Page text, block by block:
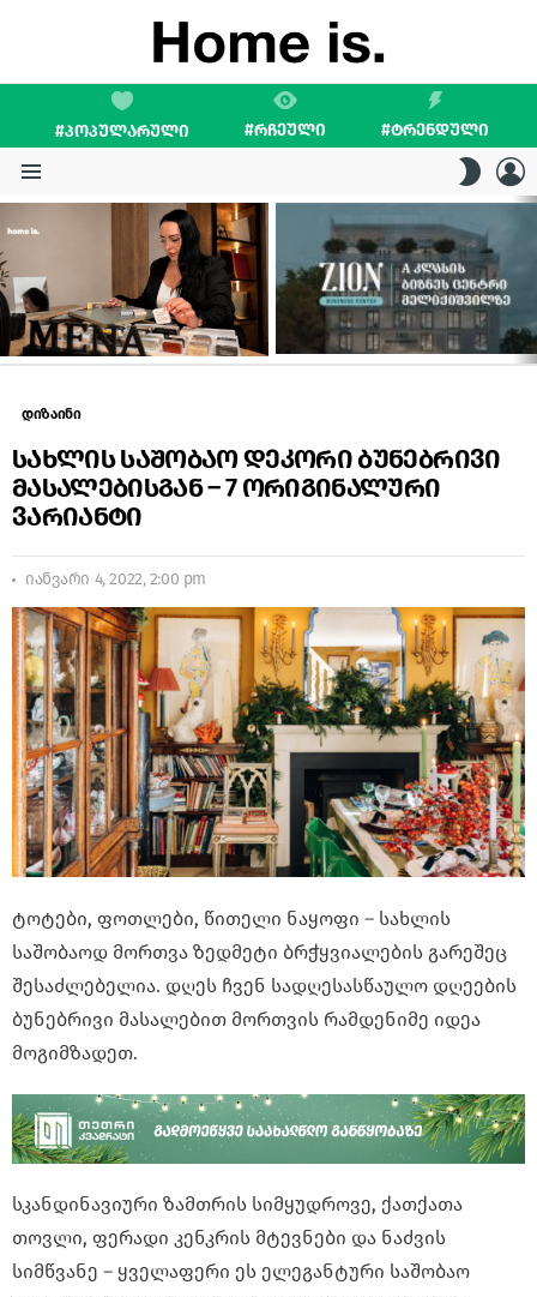
#ᲞᲝᲞᲣᲚᲐᲠᲣᲚᲘ #ᲠᲩᲔᲣᲚᲘ #ᲢᲠᲔᲜᲓᲣᲚᲘ
SKIN
STORIES
დიზაინი
სახლის საშობაო დეკორი ბუნებრივი
მასალებისგან – 7 ორიგინალური
ვარიანტი
იანვარი 4, 2022, 2:00 pm
ტოტები, ფოთლები, წითელი ნაყოფი – სახლის
საშობაოდ მორთვა ზედმეტი ბრჭყვიალების გარეშეც
შესაძლებელია. დღეს ჩვენ სადღესასწაულო დღეების
ბუნებრივი მასალებით მორთვის რამდენიმე იდეა
მოგიმზადეთ.
სკანდინავიური ზამთრის სიმყუდროვე, ქათქათა
თოვლი, ფერადი კენკრის მტევნები და ნაძვის
სიმწვანე – ყველაფერი ეს ელეგანტური საშობაო